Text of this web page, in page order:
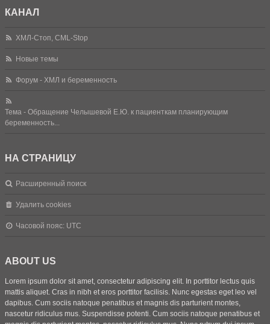
КАНАЛ
ХМЛ-Стоп, CML-Stop
Новые темы
Форум - ХМЛ и беременность
Тема - Обращение Челышевой Е.Ю. к пациенткам планирующим
беременность...
НА СТРАНИЦУ
Расширенный поиск
Удалить cookies
Часовой пояс: UTC
ABOUT US
Lorem ipsum dolor sit amet, consectetur adipiscing elit. In porttitor lectus quis
mattis aliquet. Cras in nibh et eros porttitor facilisis. Nunc egestas eget leo vel
dapibus. Cum sociis natoque penatibus et magnis dis parturient montes,
nascetur ridiculus mus. Suspendisse potenti. Cum sociis natoque penatibus et